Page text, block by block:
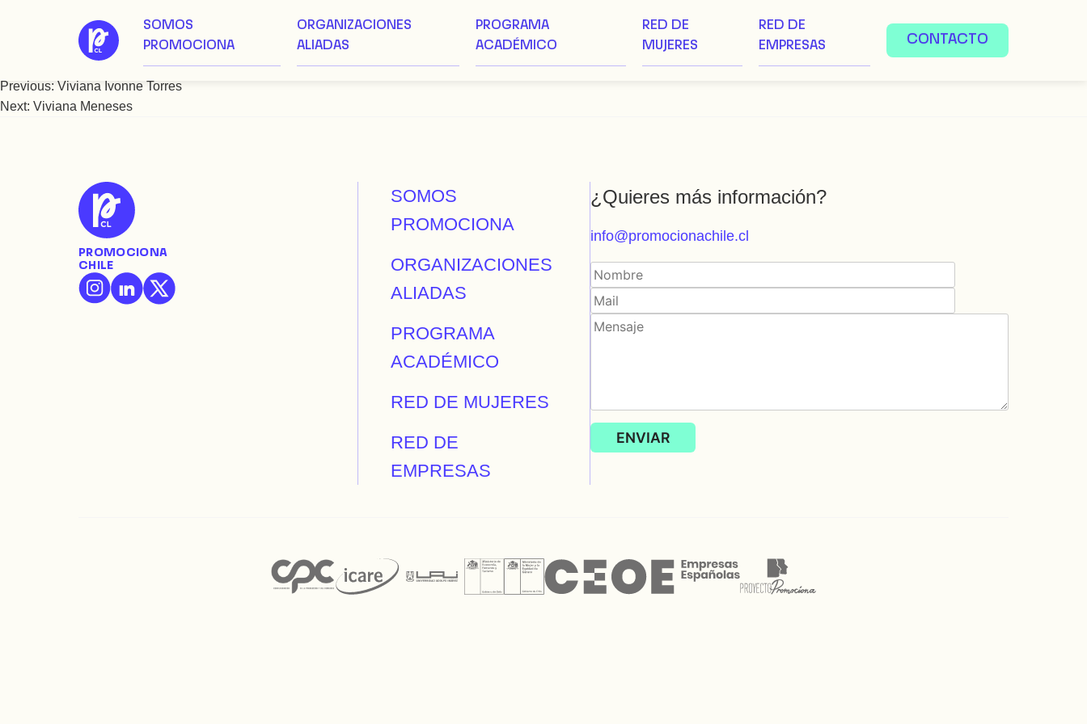
SOMOS
PROMOCIONA
ORGANIZACIONES
ALIADAS
PROGRAMA
ACADÉMICO
RED DE
MUJERES
RED DE
EMPRESAS
CONTACTO
Viviana Matus
Navegación
Previous: Viviana Ivonne Torres
Next: Viviana Meneses
PROMOCIONA
CHILE
SOMOS
PROMOCIONA
ORGANIZACIONES
ALIADAS
PROGRAMA
ACADÉMICO
RED DE MUJERES
RED DE
EMPRESAS
¿Quieres más información?
info@promocionachile.cl